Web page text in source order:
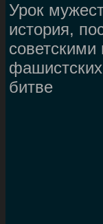
Урок
история,
битве